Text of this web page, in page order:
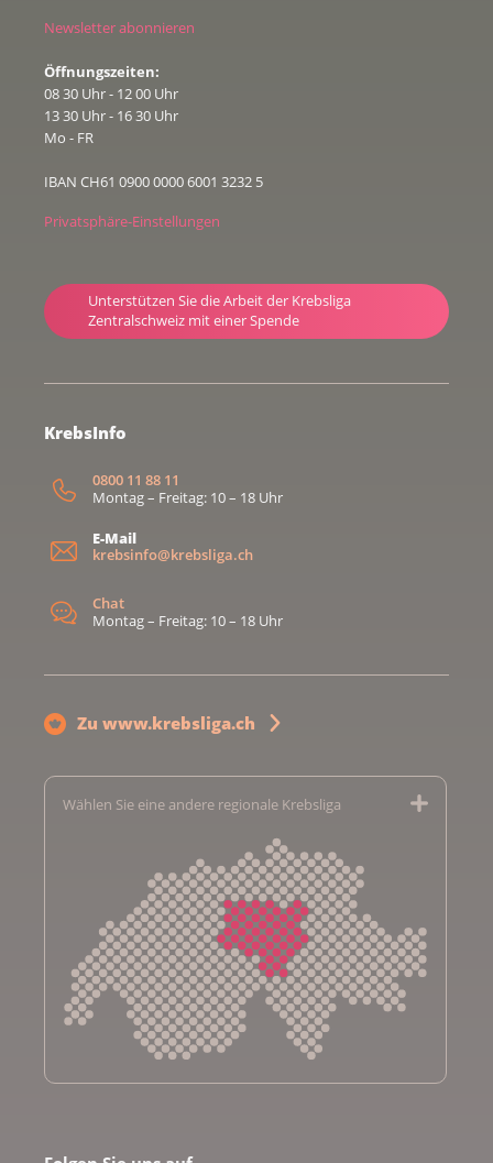
Newsletter abonnieren
Öffnungszeiten:
08 30 Uhr - 12 00 Uhr
13 30 Uhr - 16 30 Uhr
Mo - FR
IBAN CH61 0900 0000 6001 3232 5
Privatsphäre-Einstellungen
Unterstützen Sie die Arbeit der Krebsliga
Zentralschweiz mit einer Spende
KrebsInfo
0800 11 88 11
Montag – Freitag: 10 – 18 Uhr
E-Mail
krebsinfo@krebsliga.ch
Chat
Montag – Freitag: 10 – 18 Uhr
Zu www.krebsliga.ch
Wählen Sie eine andere regionale Krebsliga